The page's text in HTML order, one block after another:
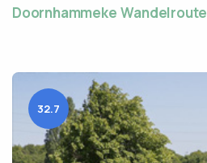
Doornhammeke Wandelroute
32.7